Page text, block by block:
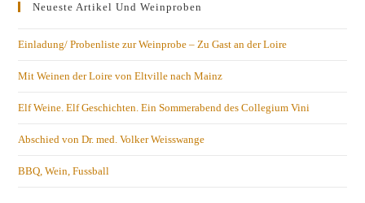
Neueste Artikel Und Weinproben
Einladung/ Probenliste zur Weinprobe – Zu Gast an der Loire
Mit Weinen der Loire von Eltville nach Mainz
Elf Weine. Elf Geschichten. Ein Sommerabend des Collegium Vini
Abschied von Dr. med. Volker Weisswange
BBQ, Wein, Fussball